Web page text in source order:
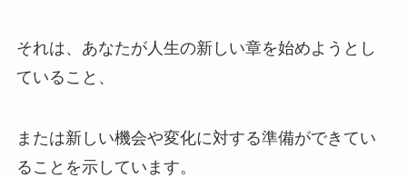
それは、あなたが人生の新しい章を始めようとし
ていること、
または新しい機会や変化に対する準備ができてい
ることを示しています。